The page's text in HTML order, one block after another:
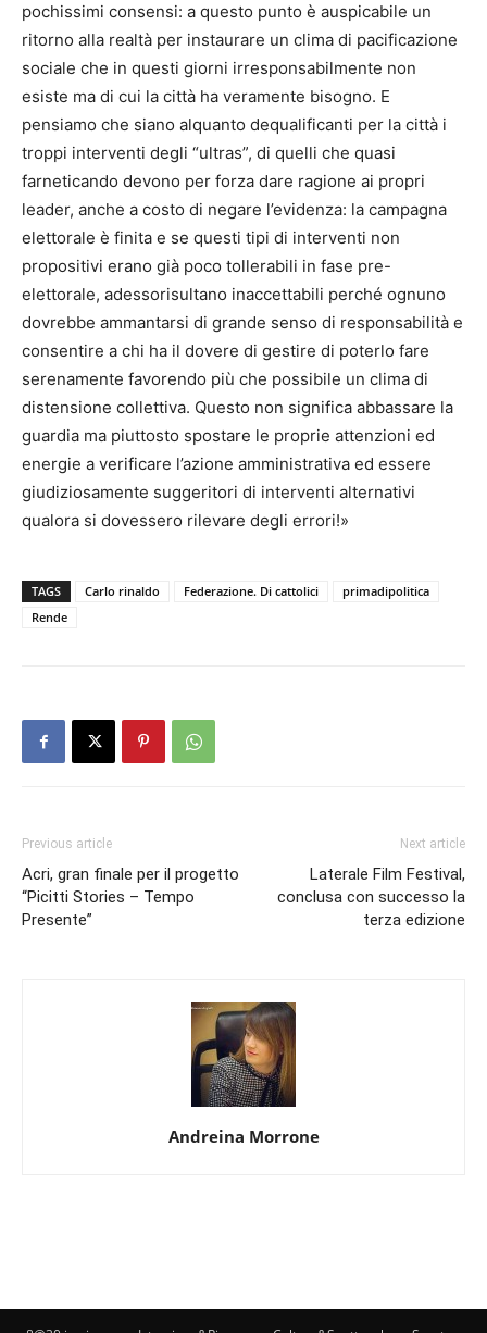
pochissimi consensi: a questo punto è auspicabile un
ritorno alla realtà per instaurare un clima di pacificazione
sociale che in questi giorni irresponsabilmente non
esiste ma di cui la città ha veramente bisogno. E
pensiamo che siano alquanto dequalificanti per la città i
troppi interventi degli “ultras”, di quelli che quasi
farneticando devono per forza dare ragione ai propri
leader, anche a costo di negare l’evidenza: la campagna
elettorale è finita e se questi tipi di interventi non
propositivi erano già poco tollerabili in fase pre-
elettorale, adessorisultano inaccettabili perché ognuno
dovrebbe ammantarsi di grande senso di responsabilità e
consentire a chi ha il dovere di gestire di poterlo fare
serenamente favorendo più che possibile un clima di
distensione collettiva. Questo non significa abbassare la
guardia ma piuttosto spostare le proprie attenzioni ed
energie a verificare l’azione amministrativa ed essere
giudiziosamente suggeritori di interventi alternativi
qualora si dovessero rilevare degli errori!»
TAGS Carlo rinaldo Federazione. Di cattolici
primadipolitica
Rende
Previous article
Acri, gran finale per il progetto
“Picitti Stories – Tempo
Presente”
Next article
Laterale Film Festival,
conclusa con successo la
terza edizione
Andreina Morrone